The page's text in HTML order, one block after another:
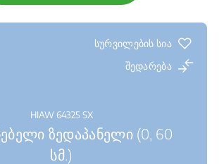
სურვილების სია
შედარება
HIAW 64325 SX
ზედაპანელი (0, 60
სმ.)